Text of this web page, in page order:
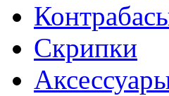
Скрипки